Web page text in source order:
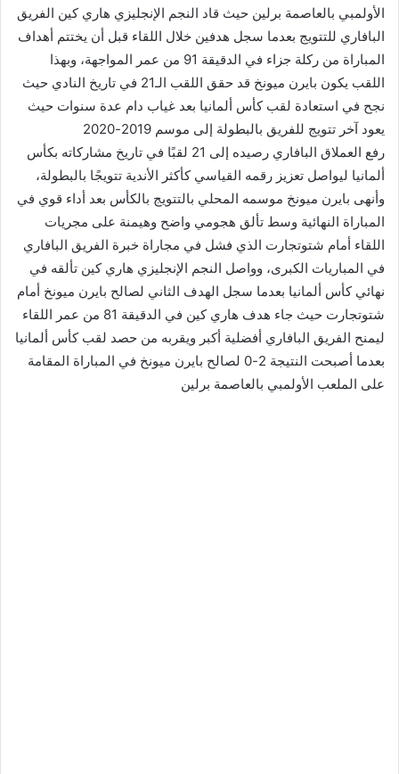
الأولمبي بالعاصمة برلين حيث قاد النجم الإنجليزي هاري كين الفريق
البافاري للتتويج بعدما سجل هدفين خلال اللقاء قبل أن يختتم أهداف
المباراة من ركلة جزاء في الدقيقة 91 من عمر المواجهة، وبهذا
اللقب يكون بايرن ميونخ قد حقق اللقب الـ21 في تاريخ النادي حيث
نجح في استعادة لقب كأس ألمانيا بعد غياب دام عدة سنوات حيث
يعود آخر تتويج للفريق بالبطولة إلى موسم 2019-2020
رفع العملاق البافاري رصيده إلى 21 لقبًا في تاريخ مشاركاته بكأس
ألمانيا ليواصل تعزيز رقمه القياسي كأكثر الأندية تتويجًا بالبطولة،
وأنهى بايرن ميونخ موسمه المحلي بالتتويج بالكأس بعد أداء قوي في
المباراة النهائية وسط تألق هجومي واضح وهيمنة على مجريات
اللقاء أمام شتوتجارت الذي فشل في مجاراة خبرة الفريق البافاري
في المباريات الكبرى، وواصل النجم الإنجليزي هاري كين تألقه في
نهائي كأس ألمانيا بعدما سجل الهدف الثاني لصالح بايرن ميونخ أمام
شتوتجارت حيث جاء هدف هاري كين في الدقيقة 81 من عمر اللقاء
ليمنح الفريق البافاري أفضلية أكبر ويقربه من حصد لقب كأس ألمانيا
بعدما أصبحت النتيجة 2-0 لصالح بايرن ميونخ في المباراة المقامة
على الملعب الأولمبي بالعاصمة برلين